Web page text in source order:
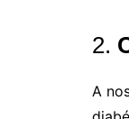
2.
A